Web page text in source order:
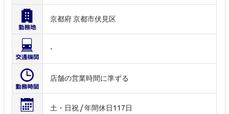
京都府 京都市伏見区
-
店舗の営業時間に準ずる
土・日祝 / 年間休日117日